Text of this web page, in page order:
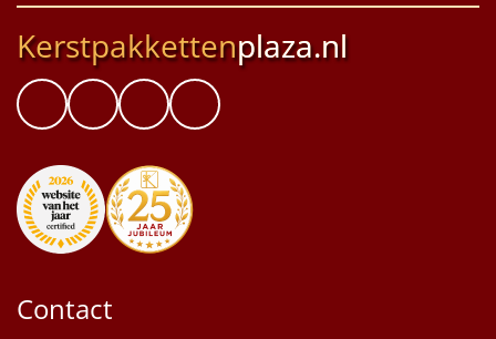
Kerstpakkettenplaza.nl
Contact